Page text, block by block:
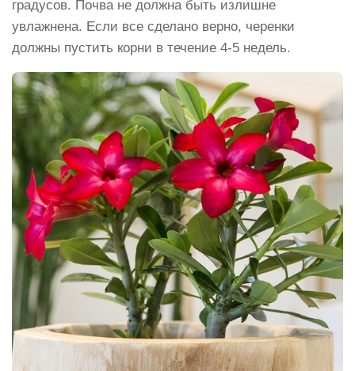
градусов. Почва не должна быть излишне
увлажнена. Если все сделано верно, черенки
должны пустить корни в течение 4-5 недель.